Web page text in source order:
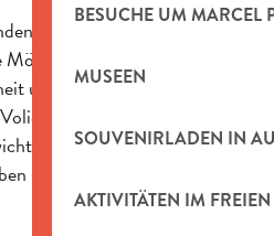
BESUCHE UM MARCEL
MUSEEN
SOUVENIRLADEN IN
AKTIVITÄTEN IM FREIEN
sich 15 Volieren, in
haben, die
und Sicherheit zu
befindet sich eine
Merkmale der
sind. Möchten Sie eine...